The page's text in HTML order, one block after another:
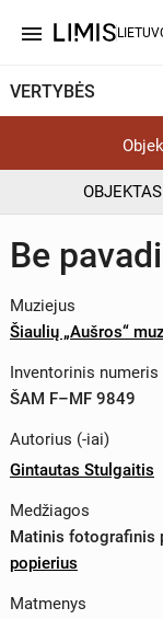
menu
VERTYBĖS
OBJEKTAS
Be
Muziejus
Šiaulių „Aušros“
Inventorinis numeris
ŠAM F–MF 9849
Autorius (-iai)
Gintautas Stulgaitis
Medžiagos
Matinis fotografinis
popierius
Matmenys